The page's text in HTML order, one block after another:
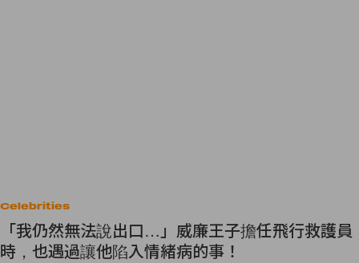
Celebrities
「我仍然無法說出口…」威廉王子擔任飛行救護員
時，也遇過讓他陷入情緒病的事！